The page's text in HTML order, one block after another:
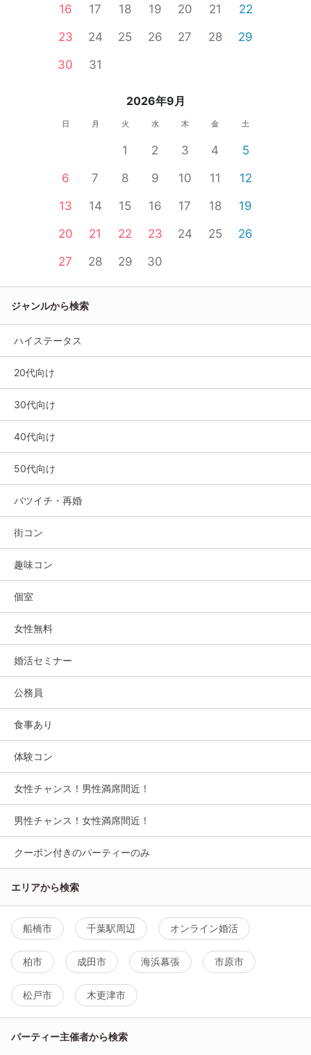
16
17 18 19 20 21
22
23
24 25 26 27 28
29
30
31
2026年9月
日 月 火 水 木 金 土
1 2 3 4
5
6
7 8 9 10 11
12
13
14 15 16 17 18
19
20
21 22 23 24 25
26
27
28 29 30
ジャンルから検索
ハイステータス
20代向け
30代向け
40代向け
50代向け
バツイチ・再婚
街コン
趣味コン
個室
女性無料
婚活セミナー
公務員
食事あり
体験コン
女性チャンス！男性満席間近！
男性チャンス！女性満席間近！
クーポン付きのパーティーのみ
エリアから検索
船橋市 千葉駅周辺 オンライン婚活
柏市 成田市 海浜幕張 市原市
松戸市 木更津市
パーティー主催者から検索